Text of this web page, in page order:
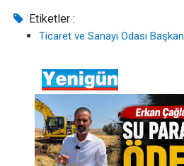
Etiketler :
Ticaret ve Sanayi Odası